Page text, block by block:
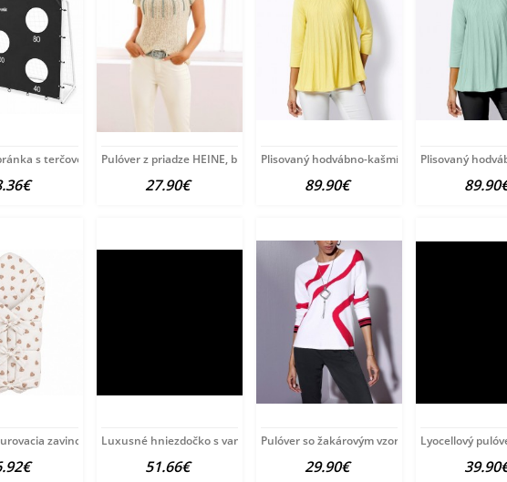
s terčovou plachtou BabyPulóver z priadze HEINE, bielo-tyrkysový
27.90€
Plisovaný hodvábno-kašmírový pulóver
89.90€
Plisovaný
žlté zavinovačka New Baby
Luxusné hniezdočko s vankúšikom a perinkou
51.66€
Pulóver so žakárovým vzorom Création
29.90€
Lyocellový